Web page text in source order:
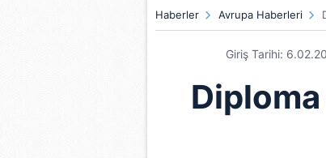
Haberler Avrupa Haberleri
Giriş Tarihi:
Diploma